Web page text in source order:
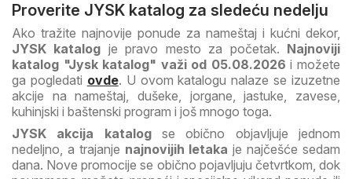
Proverite JYSK katalog za sledeću nedelju
Ako tražite najnovije ponude za nameštaj i kućni dekor,
JYSK katalog je pravo mesto za početak. Najnoviji
katalog "Jysk katalog" važi od 05.08.2026 i možete
ga pogledati ovde. U ovom katalogu nalaze se izuzetne
akcije na nameštaj, dušeke, jorgane, jastuke, zavese,
kuhinjski i baštenski program i još mnogo toga.
JYSK akcija katalogse obično objavljuje jednom
nedeljno, a trajanje najnovijih letaka je najčešće sedam
dana. Nove promocije se obično pojavljuju četvrtkom, dok